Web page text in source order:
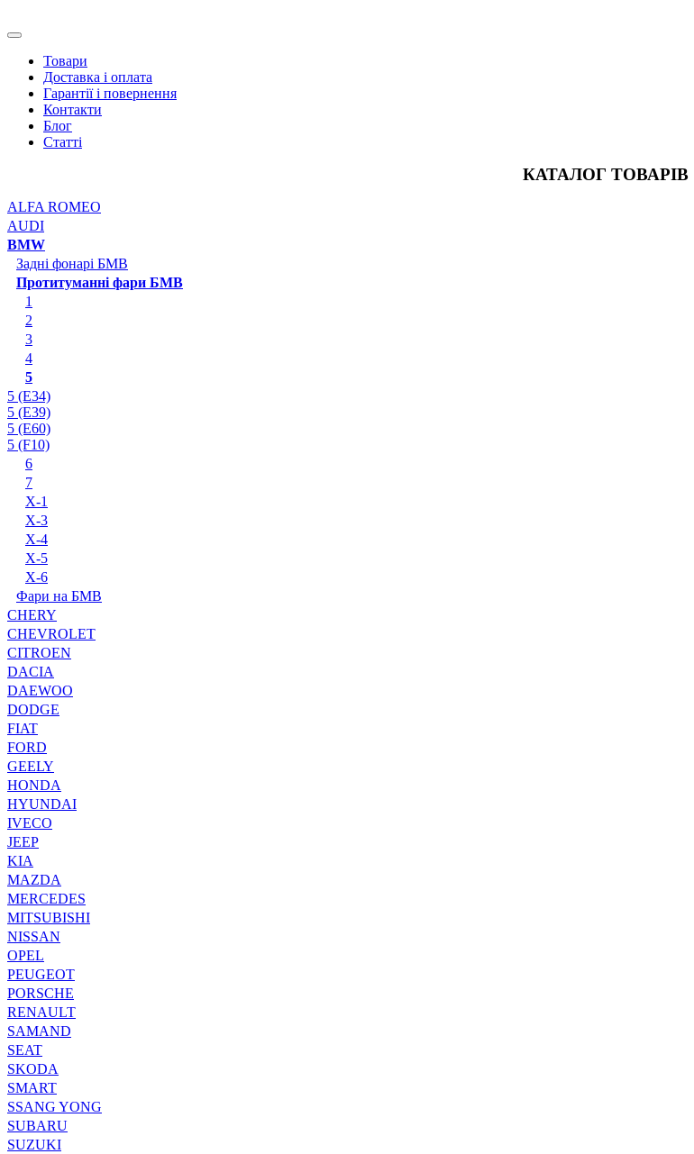
Товари
Доставка і оплата
Гарантії і повернення
Контакти
Блог
Статті
КАТАЛОГ ТОВАРІВ
ALFA ROMEO
AUDI
BMW
Задні фонарі БМВ
Протитуманні фари БМВ
1
2
3
4
5
5 (E34)
5 (E39)
5 (E60)
5 (F10)
6
7
X-1
X-3
X-4
X-5
X-6
Фари на БМВ
CHERY
CHEVROLET
CITROEN
DACIA
DAEWOO
DODGE
FIAT
FORD
GEELY
HONDA
HYUNDAI
IVECO
JEEP
KIA
MAZDA
MERCEDES
MITSUBISHI
NISSAN
OPEL
PEUGEOT
PORSCHE
RENAULT
SAMAND
SEAT
SKODA
SMART
SSANG YONG
SUBARU
SUZUKI